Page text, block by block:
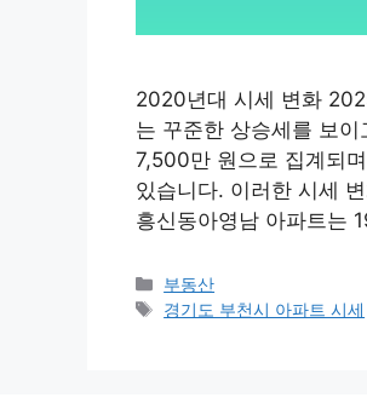
2020년대 시세 변화
는 꾸준한 상승세를 보
7,500만 원으로 집계되
있습니다. 이러한 시세
흥신동아영남 아파트는
Categories
부동산
Tags
경기도 부천시 아파트 시세